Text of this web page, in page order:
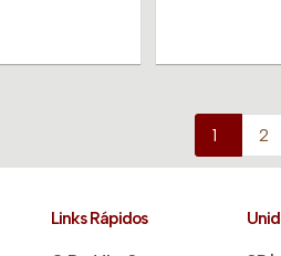
1 2
Links Rápidos